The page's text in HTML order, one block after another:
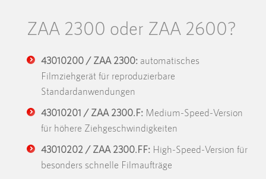
ZAA 2300 oder ZAA 2600?
43010200 / ZAA 2300: automatisches
Filmziehgerät für reproduzierbare
Standardanwendungen
43010201 / ZAA 2300.F: Medium-Speed-Version
für höhere Ziehgeschwindigkeiten
43010202 / ZAA 2300.FF: High-Speed-Version für
besonders schnelle Filmaufträge